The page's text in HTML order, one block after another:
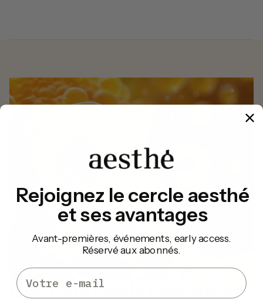
Comprendre la cellulite sur
Rejoignez le cercle aesthé
et ses avantages
Avant-premières, événements, early access.
Réservé aux abonnés.
Email